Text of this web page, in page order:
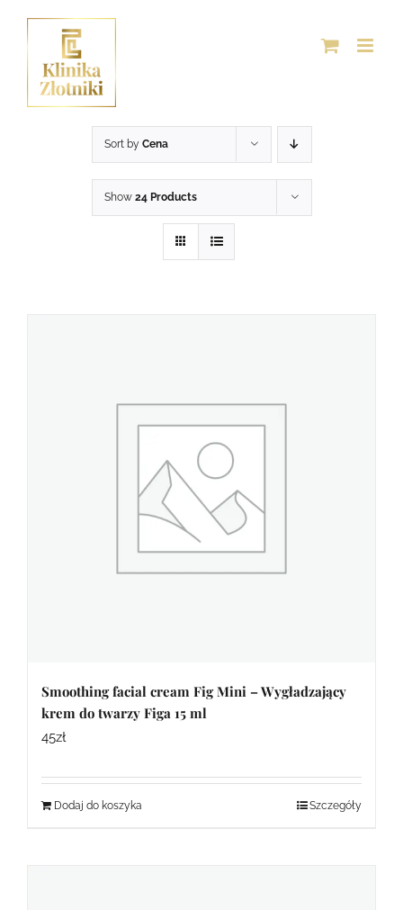
zawartości
Sort by Cena
Show 24 Products
Smoothing facial cream Fig Mini – Wygładzający
krem do twarzy Figa 15 ml
45zł
Dodaj do koszyka Szczegóły